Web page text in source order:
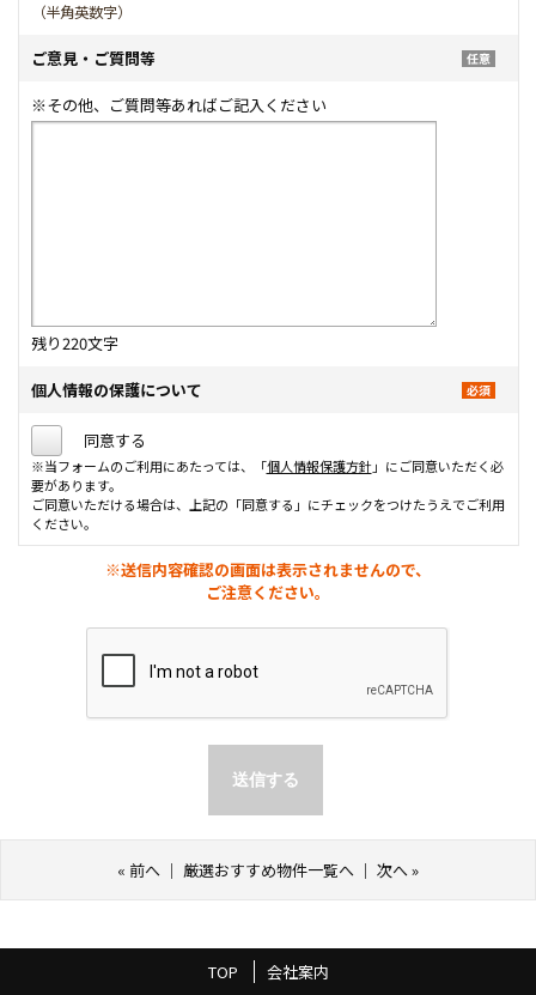
（半角英数字）
ご意見・ご質問等
※その他、ご質問等あればご記入ください
残り220文字
個人情報の保護について
同意する
※当フォームのご利用にあたっては、「個人情報保護方針」にご同意いただく必
要があります。
ご同意いただける場合は、上記の「同意する」にチェックをつけたうえでご利用
ください。
※送信内容確認の画面は表示されませんので、
ご注意ください。
« 前へ ｜ 厳選おすすめ物件一覧へ ｜ 次へ»
TOP 会社案内